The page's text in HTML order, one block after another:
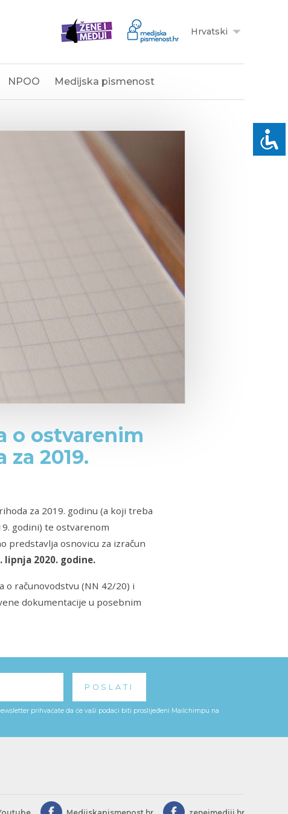
Hrvatski
NPOO Medijska pismenost
o ostvarenim
2019.
za 2019. godinu (a koji treba
godini) te ostvarenom
predstavlja osnovicu za izračun
lipnja 2020. godine.
o računovodstvu (NN 42/20) i
dokumentacije u posebnim
prihvaćate da će vaši podaci biti proslijeđeni Mailchimpu na